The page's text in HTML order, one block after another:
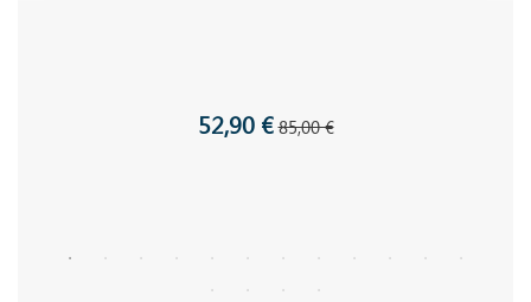
52,90 €85,00 €